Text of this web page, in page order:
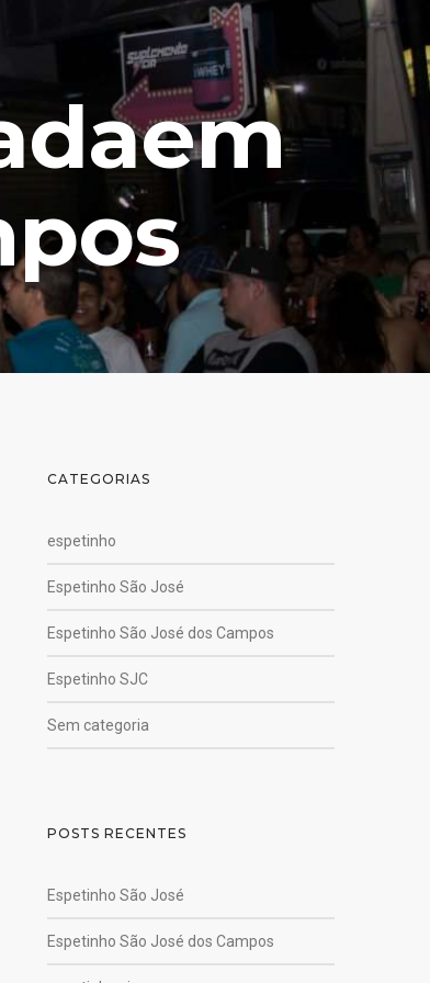
CATEGORIAS
espetinho
Espetinho São José
Espetinho São José dos Campos
Espetinho SJC
Sem categoria
POSTS RECENTES
Espetinho São José
Espetinho São José dos Campos